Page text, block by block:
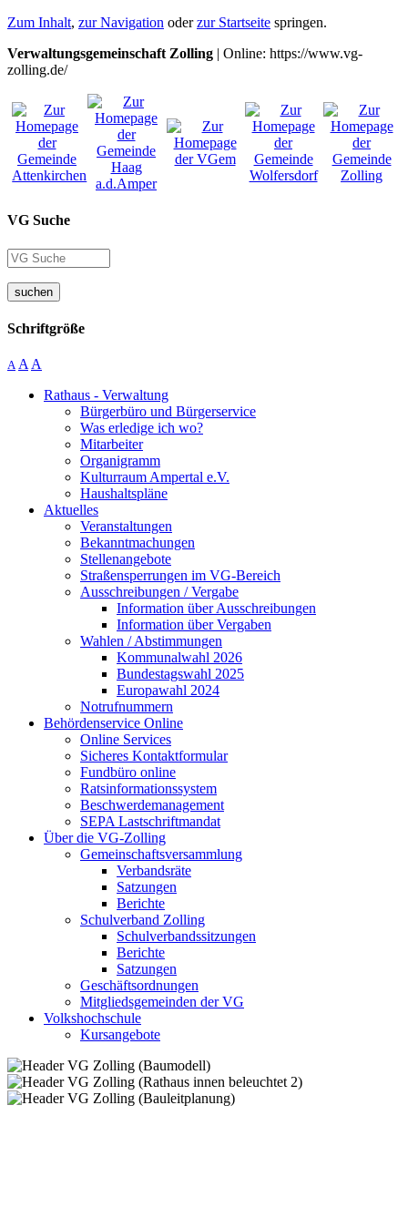
Zum Inhalt, zur Navigation oderzur Startseite springen.
Verwaltungsgemeinschaft Zolling | Online: https://www.vg-
zolling.de/
VG Suche
suchen
Schriftgröße
A A A
Rathaus - Verwaltung
Bürgerbüro und Bürgerservice
Was erledige ich wo?
Mitarbeiter
Organigramm
Kulturraum Ampertal e.V.
Haushaltspläne
Aktuelles
Veranstaltungen
Bekanntmachungen
Stellenangebote
Straßensperrungen im VG-Bereich
Ausschreibungen / Vergabe
Information über Ausschreibungen
Information über Vergaben
Wahlen / Abstimmungen
Kommunalwahl 2026
Bundestagswahl 2025
Europawahl 2024
Notrufnummern
Behördenservice Online
Online Services
Sicheres Kontaktformular
Fundbüro online
Ratsinformationssystem
Beschwerdemanagement
SEPA Lastschriftmandat
Über die VG-Zolling
Gemeinschaftsversammlung
Verbandsräte
Satzungen
Berichte
Schulverband Zolling
Schulverbandssitzungen
Berichte
Satzungen
Geschäftsordnungen
Mitgliedsgemeinden der VG
Volkshochschule
Kursangebote